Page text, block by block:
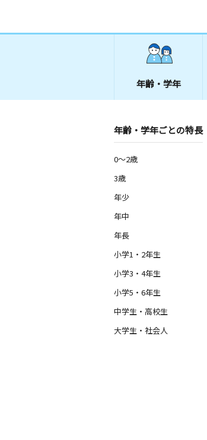
年齢・学年
年齢・学年ごとの特長
0～2歳
3歳
年少
年中
年長
小学1・2年生
小学3・4年生
小学5・6年生
中学生・高校生
大学生・社会人